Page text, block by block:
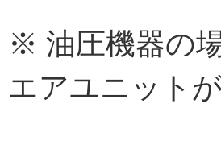
※ 油圧機器の
エアユニット